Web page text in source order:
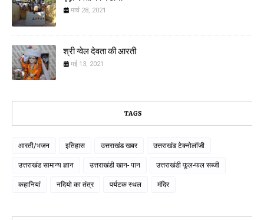
मार्च 28, 2021
श्री ग्वेल देवता की आरती
मई 13, 2021
TAGS
आरती/भजन इतिहास उत्तराखंड खबर उत्तराखंड टेक्नोलॉजी
उत्तराखंड सामान्य ज्ञान उत्तराखंडी खान- पान उत्तराखंडी फूल-फल सब्जी
कहानियां नदियो का तंत्र पर्यटक स्थल मंदिर